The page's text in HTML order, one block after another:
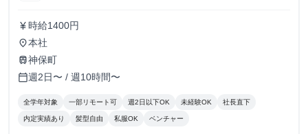
currency_yen 時給1400円
place本社
train神保町
calendar_today週2日〜 / 週10時間〜
全学年対象 一部リモート可 週2日以下OK 未経験OK 社長直下
内定実績あり 髪型自由 私服OK ベンチャー